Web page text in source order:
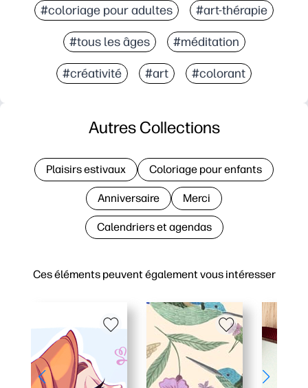
#coloriage pour adultes #art-thérapie
#tous les âges #méditation
#créativité #art #colorant
Ces éléments peuvent également vous intéresser
Autres Collections
Plaisirs estivaux Coloriage pour enfants
Anniversaire Merci
Calendriers et agendas